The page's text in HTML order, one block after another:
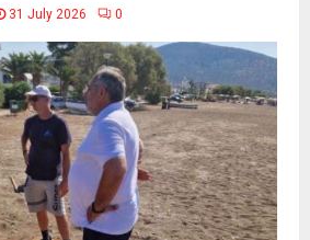
31 July 2026 0